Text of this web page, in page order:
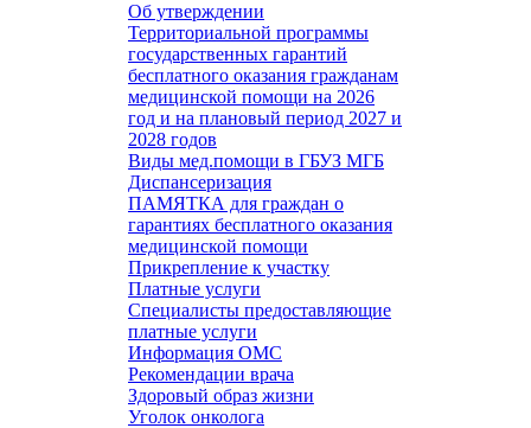
Об утверждении
Территориальной программы
государственных гарантий
бесплатного оказания гражданам
медицинской помощи на 2026
год и на плановый период 2027 и
2028 годов
Виды мед.помощи в ГБУЗ МГБ
Диспансеризация
ПАМЯТКА для граждан о
гарантиях бесплатного оказания
медицинской помощи
Прикрепление к участку
Платные услуги
Специалисты предоставляющие
платные услуги
Информация ОМС
Рекомендации врача
Здоровый образ жизни
Уголок онколога